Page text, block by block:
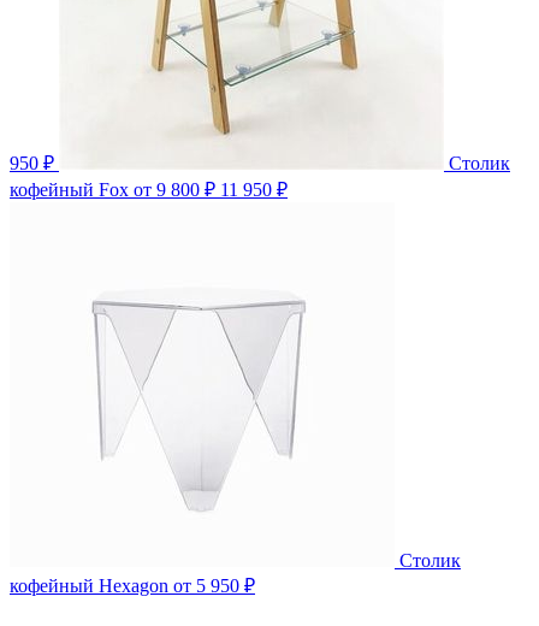
950 ₽
Столик
кофейный Fox от 9 800 ₽ 11 950 ₽
Столик
кофейный Hexagon от 5 950 ₽